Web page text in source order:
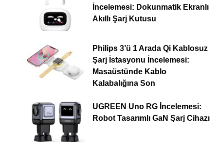
İncelemesi: Dokunmatik Ekranlı
Akıllı Şarj Kutusu
Philips 3’ü 1 Arada Qi Kablosuz
Şarj İstasyonu İncelemesi:
Masaüstünde Kablo
Kalabalığına Son
UGREEN Uno RG İncelemesi:
Robot Tasarımlı GaN Şarj Cihazı